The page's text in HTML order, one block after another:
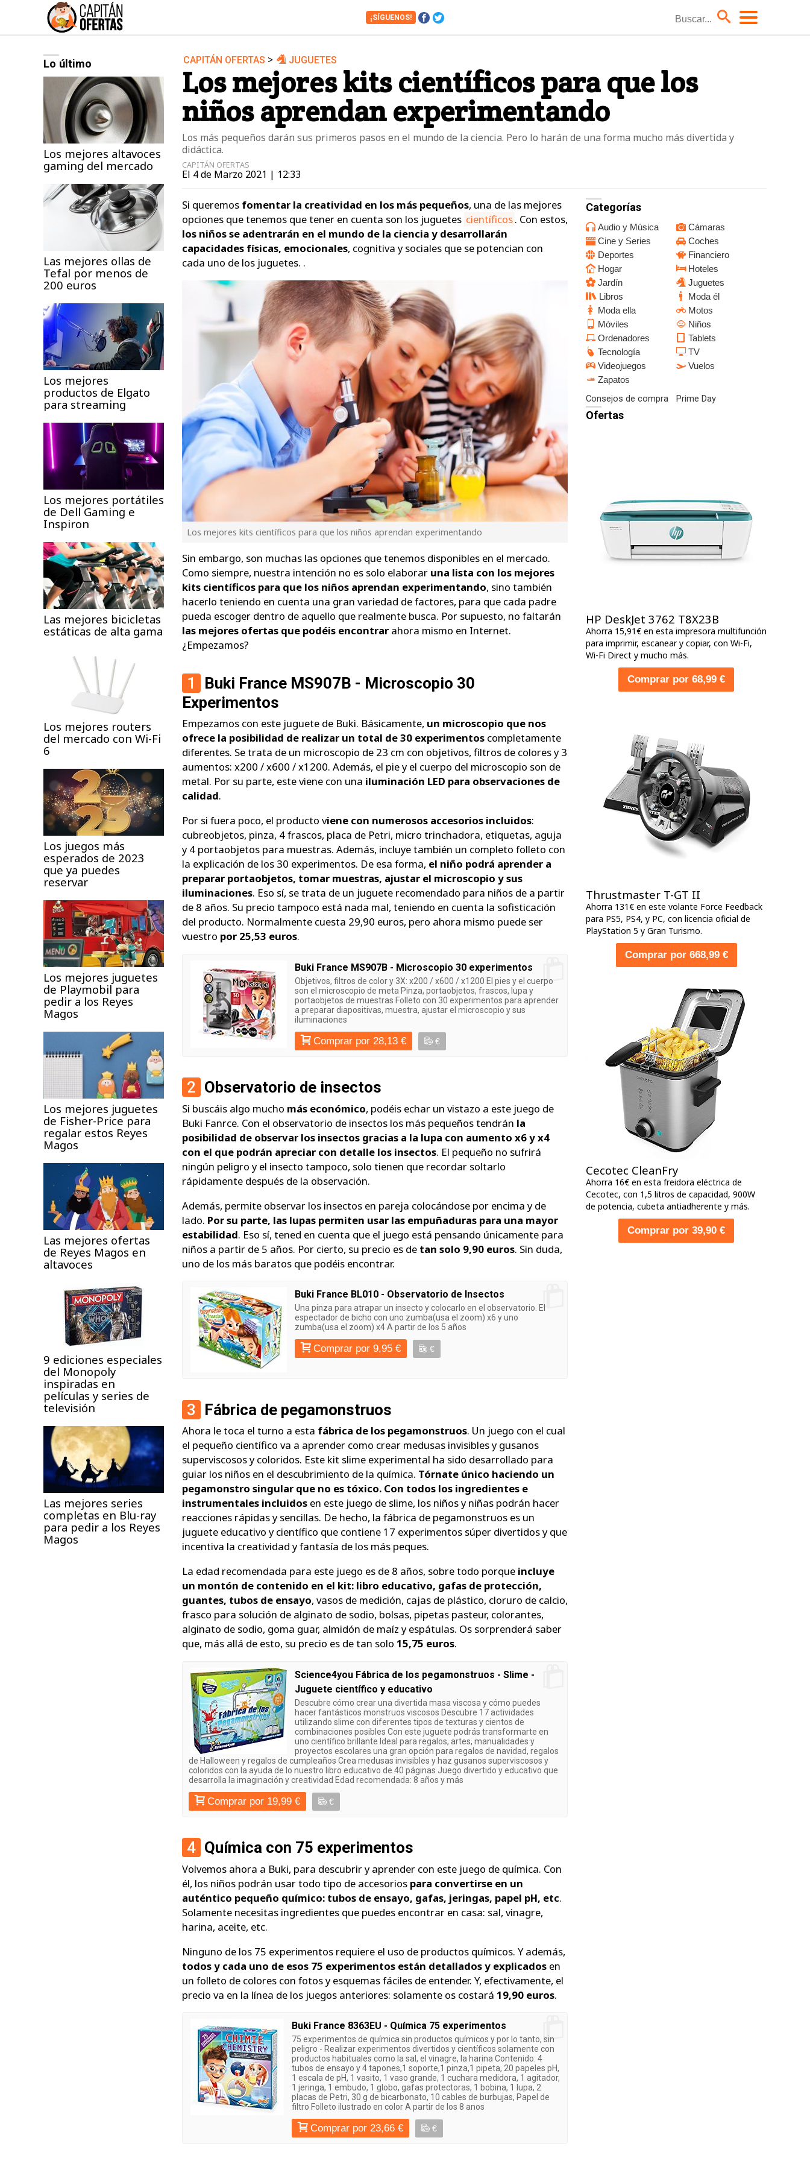
¡SÍGUENOS!
Audio y Música Cámaras
Deportes
Financiero Hogar
Hoteles
Jardín
Juguetes Libros
Moda él
Moda ella
Motos Móviles
Niños
Ordenadores
Videojuegos
Lo último
Los mejores altavoces
gaming del mercado
Las mejores ollas de
Tefal por menos de
200 euros
Los mejores
productos de Elgato
para streaming
Los mejores portátiles
de Dell Gaming e
Inspiron
Las mejores bicicletas
estáticas de alta gama
Los mejores routers
del mercado con Wi-Fi
6
Los juegos más
esperados de 2023
que ya puedes
reservar
Los mejores juguetes
de Playmobil para
pedir a los Reyes
Magos
Los mejores juguetes
de Fisher-Price para
regalar estos Reyes
Magos
Las mejores ofertas
de Reyes Magos en
altavoces
9 ediciones especiales
del Monopoly
inspiradas en
películas y series de
televisión
Las mejores series
completas en Blu-ray
para pedir a los Reyes
Magos
CAPITÁN OFERTAS > JUGUETES
Los mejores kits científicos para que los
niños aprendan experimentando
Los más pequeños darán sus primeros pasos en el mundo de la ciencia. Pero lo harán de una forma mucho más divertida y
didáctica.
CAPITÁN OFERTAS
El 4 de Marzo 2021 | 12:33
Si queremos fomentar la creatividad en los más pequeños, una de las mejores
opciones que tenemos que tener en cuenta son los juguetes científicos. Con estos,
los niños se adentrarán en el mundo de la ciencia y desarrollarán
capacidades físicas, emocionales, cognitiva y sociales que se potencian con
cada uno de los juguetes. .
Los mejores kits científicos para que los niños aprendan experimentando
Sin embargo, son muchas las opciones que tenemos disponibles en el mercado.
Como siempre, nuestra intención no es solo elaborar una lista con los mejores
kits científicos para que los niños aprendan experimentando, sino también
hacerlo teniendo en cuenta una gran variedad de factores, para que cada padre
pueda escoger dentro de aquello que realmente busca. Por supuesto, no faltarán
las mejores ofertas que podéis encontrar ahora mismo en Internet.
¿Empezamos?
1
Buki France MS907B - Microscopio 30
Experimentos
Empezamos con este juguete de Buki. Básicamente, un microscopio que nos
ofrece la posibilidad de realizar un total de 30 experimentos completamente
diferentes. Se trata de un microscopio de 23 cm con objetivos, filtros de colores y 3
aumentos: x200 / x600 / x1200. Además, el pie y el cuerpo del microscopio son de
metal. Por su parte, este viene con una iluminación LED para observaciones de
calidad.
Por si fuera poco, el producto viene con numerosos accesorios incluidos:
cubreobjetos, pinza, 4 frascos, placa de Petri, micro trinchadora, etiquetas, aguja
y 4 portaobjetos para muestras. Además, incluye también un completo folleto con
la explicación de los 30 experimentos. De esa forma, el niño podrá aprender a
preparar portaobjetos, tomar muestras, ajustar el microscopio y sus
iluminaciones. Eso sí, se trata de un juguete recomendado para niños de a partir
de 8 años. Su precio tampoco está nada mal, teniendo en cuenta la sofisticación
del producto. Normalmente cuesta 29,90 euros, pero ahora mismo puede ser
vuestro por 25,53 euros.
Buki France MS907B - Microscopio 30 experimentos
Objetivos, filtros de color y 3X: x200 / x600 / x1200 El pies y el cuerpo
son el microscopio de meta Pinza, portaobjetos, frascos, lupa y
portaobjetos de muestras Folleto con 30 experimentos para aprender
a preparar diapositivas, muestra, ajustar el microscopio y sus
iluminaciones
Comprar por 28,13 € €
2 Observatorio de insectos
Si buscáis algo mucho más económico, podéis echar un vistazo a este juego de
Buki Fanrce. Con el observatorio de insectos los más pequeños tendrán la
posibilidad de observar los insectos gracias a la lupa con aumento x6 y x4
con el que podrán apreciar con detalle los insectos. El pequeño no sufrirá
ningún peligro y el insecto tampoco, solo tienen que recordar soltarlo
rápidamente después de la observación.
Además, permite observar los insectos en pareja colocándose por encima y de
lado. Por su parte, las lupas permiten usar las empuñaduras para una mayor
estabilidad. Eso sí, tened en cuenta que el juego está pensando únicamente para
niños a partir de 5 años. Por cierto, su precio es de tan solo 9,90 euros. Sin duda,
uno de los más baratos que podéis encontrar.
Buki France BL010 - Observatorio de Insectos
Una pinza para atrapar un insecto y colocarlo en el observatorio. El
espectador de bicho con uno zumba(usa el zoom) x6 y uno
zumba(usa el zoom) x4 A partir de los 5 años
Comprar por 9,95 € €
3 Fábrica de pegamonstruos
Ahora le toca el turno a esta fábrica de los pegamonstruos. Un juego con el cual
el pequeño científico va a aprender como crear medusas invisibles y gusanos
superviscosos y coloridos. Este kit slime experimental ha sido desarrollado para
guiar los niños en el descubrimiento de la química. Tórnate único haciendo un
pegamonstro singular que no es tóxico. Con todos los ingredientes e
instrumentales incluidos en este juego de slime, los niños y niñas podrán hacer
reacciones rápidas y sencillas. De hecho, la fábrica de pegamonstruos es un
juguete educativo y científico que contiene 17 experimentos súper divertidos y que
incentiva la creatividad y fantasía de los más peques.
La edad recomendada para este juego es de 8 años, sobre todo porque incluye
un montón de contenido en el kit: libro educativo, gafas de protección,
guantes, tubos de ensayo, vasos de medición, cajas de plástico, cloruro de calcio,
frasco para solución de alginato de sodio, bolsas, pipetas pasteur, colorantes,
alginato de sodio, goma guar, almidón de maíz y espátulas. Os sorprenderá saber
que, más allá de esto, su precio es de tan solo 15,75 euros.
Science4you Fábrica de los pegamonstruos - Slime -
Juguete científico y educativo
Descubre cómo crear una divertida masa viscosa y cómo puedes
hacer fantásticos monstruos viscosos Descubre 17 actividades
utilizando slime con diferentes tipos de texturas y cientos de
combinaciones posibles Con este juguete podrás transformarte en
uno científico brillante Ideal para regalos, artes, manualidades y
proyectos escolares una gran opción para regalos de navidad, regalos
de Halloween y regalos de cumpleaños Crea medusas invisibles y haz gusanos superviscosos y
coloridos con la ayuda de lo nuestro libro educativo de 40 páginas Juego divertido y educativo que
desarrolla la imaginación y creatividad Edad recomendada: 8 años y más
Comprar por 19,99 € €
4 Química con 75 experimentos
Volvemos ahora a Buki, para descubrir y aprender con este juego de química. Con
él, los niños podrán usar todo tipo de accesorios para convertirse en un
auténtico pequeño químico: tubos de ensayo, gafas, jeringas, papel pH, etc.
Solamente necesitas ingredientes que puedes encontrar en casa: sal, vinagre,
harina, aceite, etc.
Ninguno de los 75 experimentos requiere el uso de productos químicos. Y además,
todos y cada uno de esos 75 experimentos están detallados y explicados en
un folleto de colores con fotos y esquemas fáciles de entender. Y, efectivamente, el
precio va en la línea de los juegos anteriores: solamente os costará 19,90 euros.
Buki France 8363EU - Química 75 experimentos
75 experimentos de química sin productos químicos y por lo tanto, sin
peligro - Realizar experimentos divertidos y científicos solamente con
productos habituales como la sal, el vinagre, la harina Contenido: 4
tubos de ensayo y 4 tapones,1 soporte,1 pinza,1 pipeta, 20 papeles pH,
1 escala de pH, 1 vasito, 1 vaso grande, 1 cuchara medidora, 1 agitador,
1 jeringa, 1 embudo, 1 globo, gafas protectoras, 1 bobina, 1 lupa, 2
placas de Petri, 30 g de bicarbonato, 10 cables de burbujas, Papel de
filtro Folleto ilustrado en color A partir de los 8 anos
Comprar por 23,66 € €
Categorías
Audio y Música
Cámaras
Cine y Series
Coches
Deportes
Financiero
Hogar
Hoteles
Jardín
Juguetes
Libros
Moda él
Moda ella
Motos
Móviles
Niños
Ordenadores
Tablets
Tecnología
TV
Videojuegos
Vuelos
Zapatos
Consejos de compra Prime Day
Ofertas
HP DeskJet 3762 T8X23B
Ahorra 15,91€ en esta impresora multifunción
para imprimir, escanear y copiar, con Wi-Fi,
Wi-Fi Direct y mucho más.
Comprar por 68,99 €
Thrustmaster T-GT II
Ahorra 131€ en este volante Force Feedback
para PS5, PS4, y PC, con licencia oficial de
PlayStation 5 y Gran Turismo.
Comprar por 668,99 €
Cecotec CleanFry
Ahorra 16€ en esta freidora eléctrica de
Cecotec, con 1,5 litros de capacidad, 900W
de potencia, cubeta antiadherente y más.
Comprar por 39,90 €